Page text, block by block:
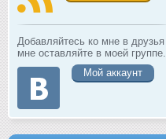
Добавляйтесь ко мне в друзья
мне оставляйте в моей группе.
Мой аккаунт